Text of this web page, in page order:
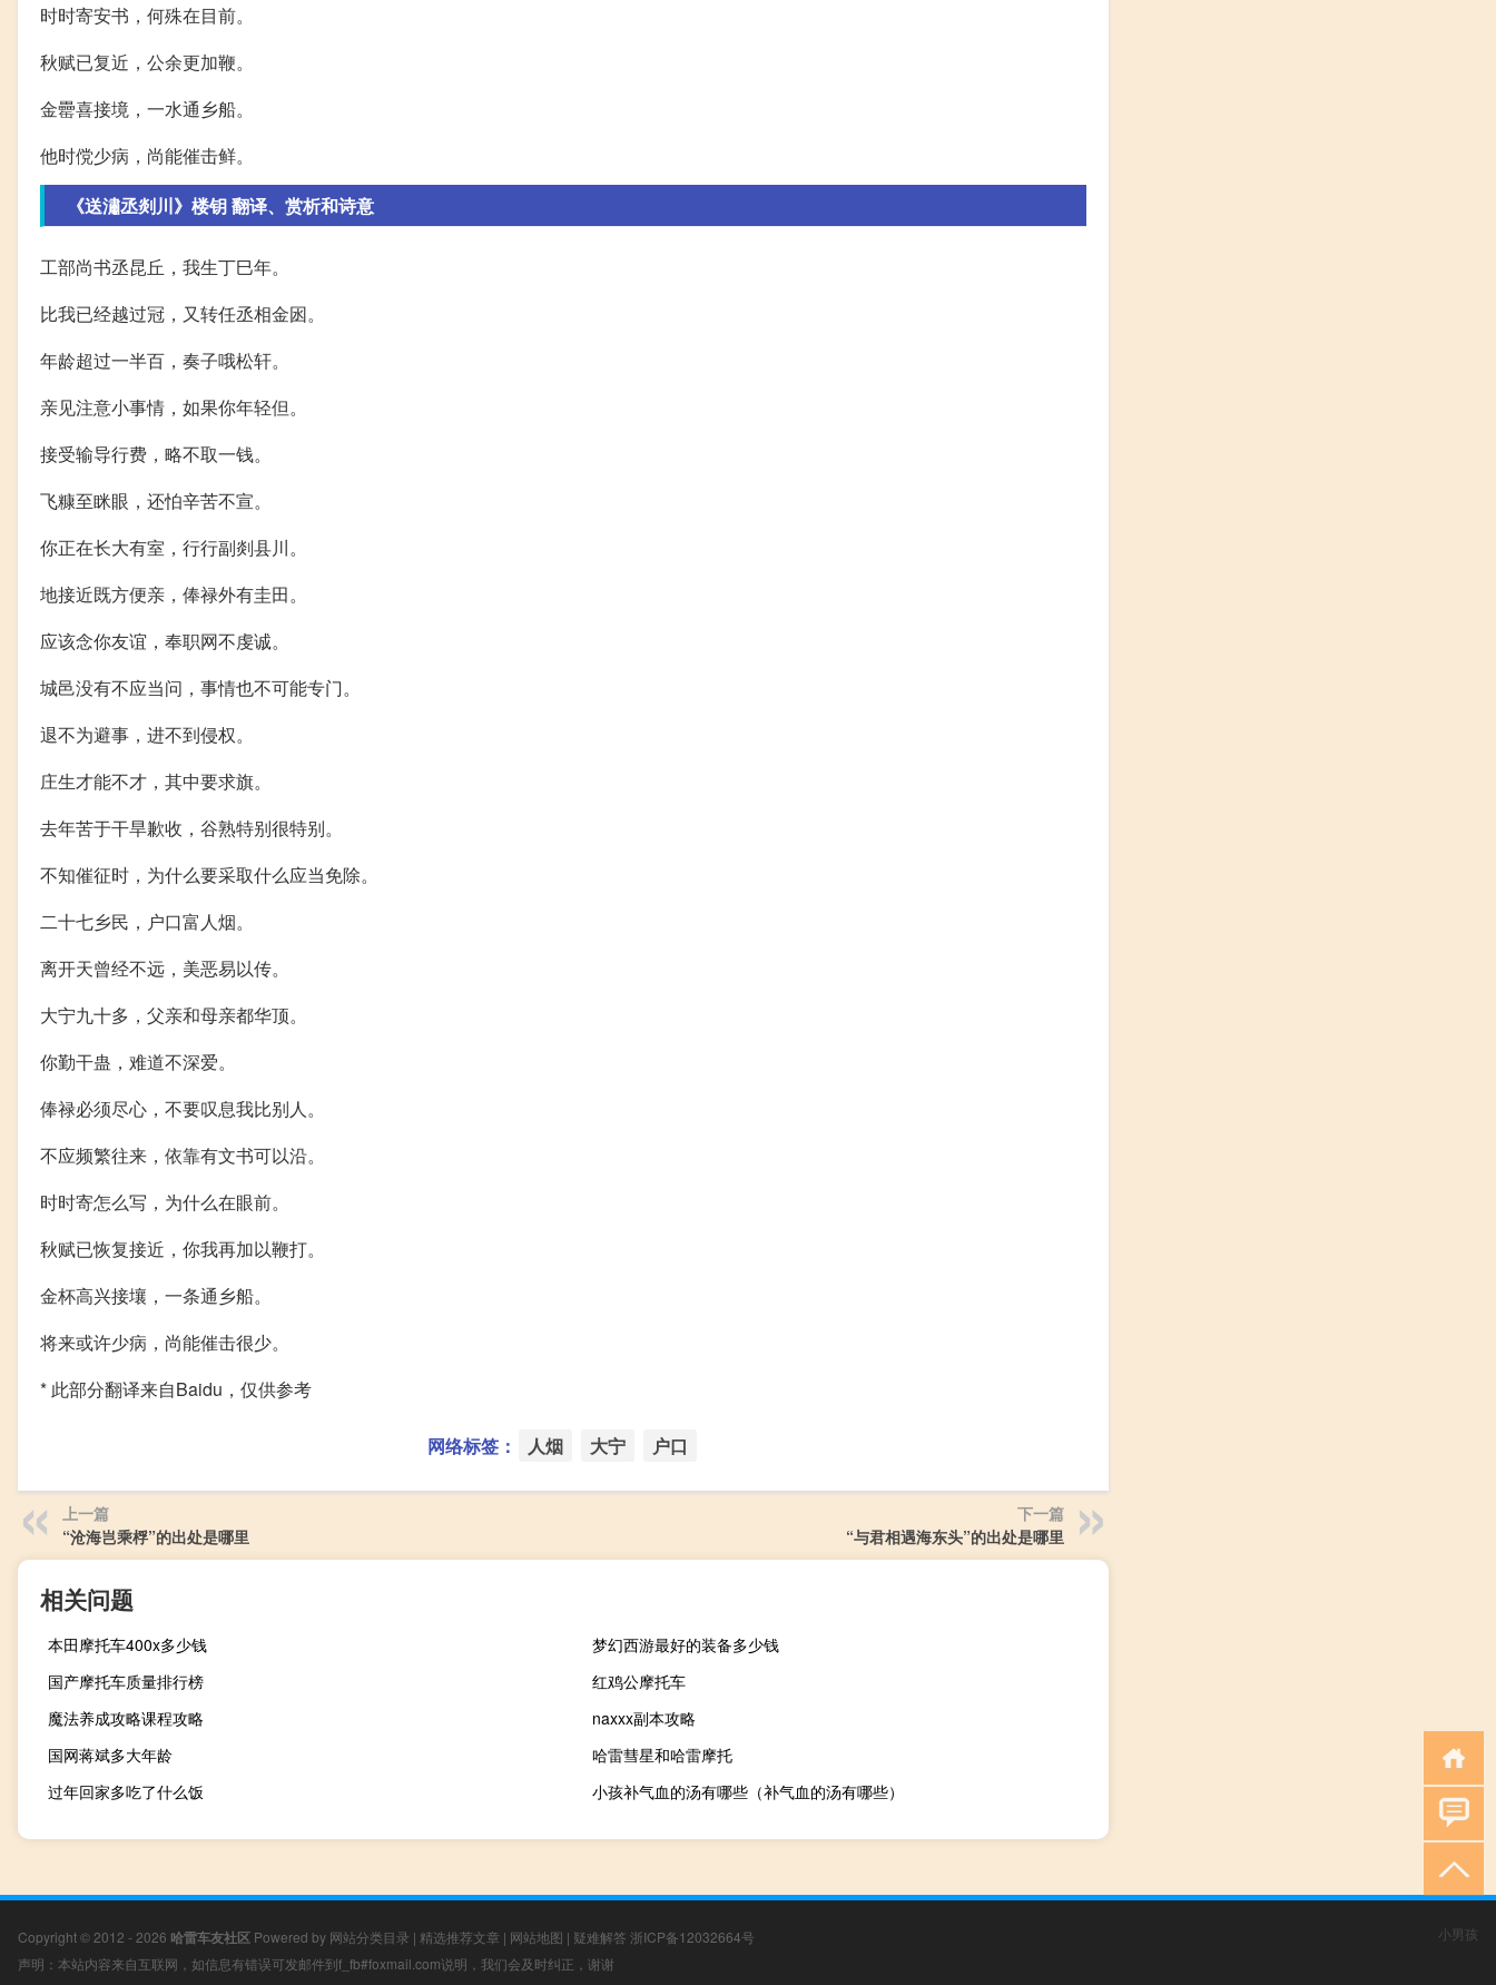
时时寄安书，何殊在目前。
秋赋已复近，公余更加鞭。
金罍喜接境，一水通乡船。
他时傥少病，尚能催击鲜。
《送潚丞剡川》楼钥 翻译、赏析和诗意
工部尚书丞昆丘，我生丁巳年。
比我已经越过冠，又转任丞相金囦。
年龄超过一半百，奏子哦松轩。
亲见注意小事情，如果你年轻但。
接受输导行费，略不取一钱。
飞糠至眯眼，还怕辛苦不宣。
你正在长大有室，行行副剡县川。
地接近既方便亲，俸禄外有圭田。
应该念你友谊，奉职网不虔诚。
城邑没有不应当问，事情也不可能专门。
退不为避事，进不到侵权。
庄生才能不才，其中要求旗。
去年苦于干旱歉收，谷熟特别很特别。
不知催征时，为什么要采取什么应当免除。
二十七乡民，户口富人烟。
离开天曾经不远，美恶易以传。
大宁九十多，父亲和母亲都华顶。
你勤干蛊，难道不深爱。
俸禄必须尽心，不要叹息我比别人。
不应频繁往来，依靠有文书可以沿。
时时寄怎么写，为什么在眼前。
秋赋已恢复接近，你我再加以鞭打。
金杯高兴接壤，一条通乡船。
将来或许少病，尚能催击很少。
* 此部分翻译来自Baidu，仅供参考
网络标签： 人烟 大宁 户口
上一篇
“沧海岂乘桴”的出处是哪里
下一篇
“与君相遇海东头”的出处是哪里
相关问题
本田摩托车400x多少钱
梦幻西游最好的装备多少钱
国产摩托车质量排行榜
红鸡公摩托车
魔法养成攻略课程攻略
naxxx副本攻略
国网蒋斌多大年龄
哈雷彗星和哈雷摩托
过年回家多吃了什么饭
小孩补气血的汤有哪些（补气血的汤有哪些）
Copyright © 2012 - 2026 哈雷车友社区 Powered by 网站分类目录 | 精选推荐文章 | 网站地图 | 疑难解答 浙ICP备12032664号
声明：本站内容来自互联网，如信息有错误可发邮件到f_fb#foxmail.com说明，我们会及时纠正，谢谢
小男孩